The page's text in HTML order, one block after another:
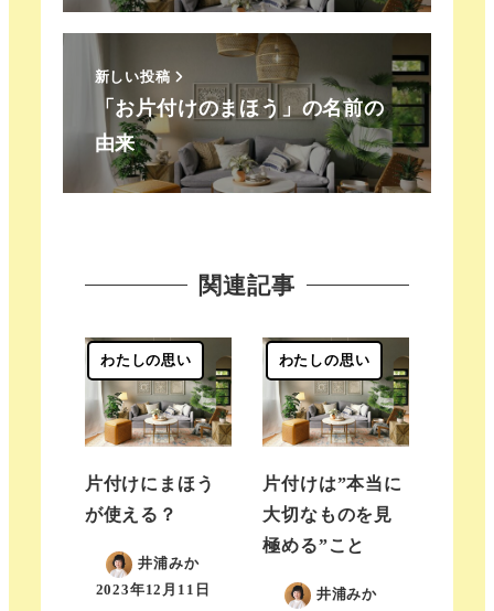
新しい投稿
「お片付けのまほう」の名前の
由来
関連記事
わたしの思い
片付けにまほう
が使える？
井浦みか
2023年12月11日
わたしの思い
片付けは”本当に
大切なものを見
極める”こと
井浦みか